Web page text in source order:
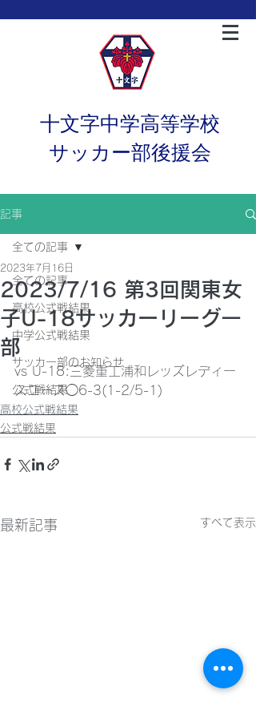
十文字中学高等学校
サッカー部後援会
記事
全ての記事
高校公式戦結果
中学公式戦結果
サッカー部のお知らせ
公式戦結果
全ての記事
2023/7/16 第3回関東女
子U-18サッカーリーグ一
部
2023年7月16日
vs U-18:三菱重工浦和レッズレディー
スユース◯6-3(1-2/5-1)
高校公式戦結果
公式戦結果
最新記事 すべて表示